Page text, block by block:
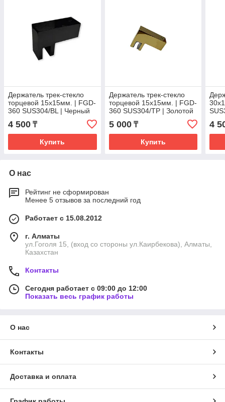
Держатель трек-стекло
торцевой 15х15мм. | FGD-
360 SUS304/BL | Черный
4 500 ₸
Купить
Держатель трек-стекло
торцевой 15х15мм. | FGD-
360 SUS304/TP | Золотой
5 000₸
Купить
4
О нас
Рейтинг не сформирован
Менее 5 отзывов за последний год
Работает с 15.08.2012
г. Алматы
ул.Гоголя 15, (вход со стороны ул.Каирбекова), Алматы,
Казахстан
Контакты
Сегодня работает с 09:00 до 12:00
Показать весь график работы
О нас
Контакты
Доставка и оплата